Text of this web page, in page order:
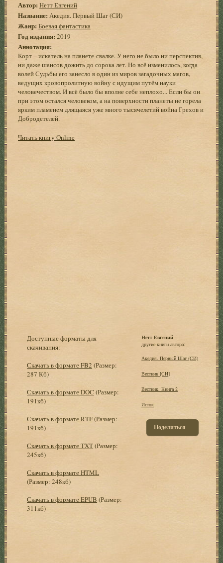
Автор: Нетт Евгений
Название: Акедия. Первый Шаг (СИ)
Жанр: Боевая фантастика
Год издания: 2019
Аннотация:
Корт – искатель на планете-свалке. У него не было ни перспектив,
ни даже шансов дожить до сорока лет. Но всё изменилось, когда
волей Судьбы его занесло в один из миров загадочных магов,
ведущих кровопролитную войну с идущим путём науки
человечеством. И всё было бы вполне себе неплохо... Если бы он
при этом остался человеком, а на поверхности планеты не горела
ярким пламенем длящаяся уже много тысячелетий война Грехов и
Добродетелей.
Читать книгу Online
Доступные форматы для
скачивания:
Скачать в формате FB2 (Размер:
287 Кб)
Скачать в формате DOC (Размер:
191кб)
Скачать в формате RTF(Размер:
191кб)
Скачать в формате TXT(Размер:
245кб)
Скачать в формате HTML
(Размер: 248кб)
Скачать в формате EPUB (Размер:
311кб)
Нетт Евгений
другие книги автора:
Акедия. Первый Шаг (СИ)
Вестник [СИ]
Вестник. Книга 2
Исток
Поделиться